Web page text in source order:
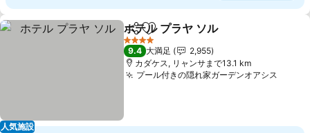
人気施設
シェアお気に入りに追加
ホテル プラヤ ソル
4 ホテルのランク
9.4 大満足
2,955
カダケス, リャンサまで13.1 km
プール付きの隠れ家ガーデンオアシス